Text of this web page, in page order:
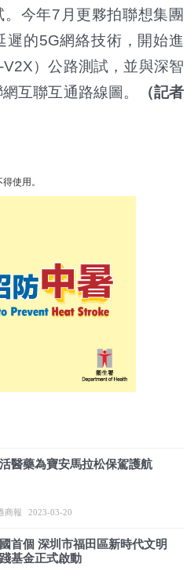
今年7月更夥拍聯想集團
遲的5G網絡技術，開始進
）公路測試，並與深智
互聯互通路線圖。
（記者
使用。
醫藥為寶安馬拉松保駕護航
商報 2023-03-20
圳市福田區新時代文明
基金正式啟動